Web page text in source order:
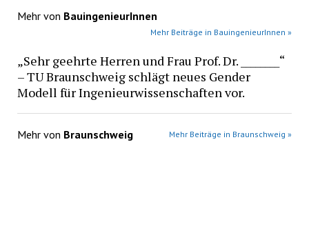
Mehr von BauingenieurInnen
Mehr Beiträge in BauingenieurInnen »
„Sehr geehrte Herren und Frau Prof. Dr. ________“
– TU Braunschweig schlägt neues Gender
Modell für Ingenieurwissenschaften vor.
Mehr von Braunschweig Mehr Beiträge in Braunschweig »